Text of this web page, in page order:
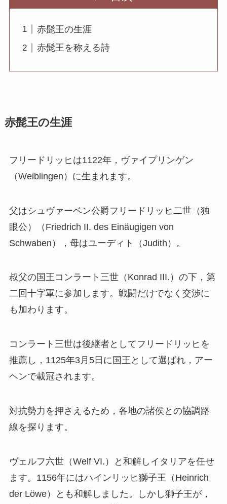
赤髭王の生涯
赤髭王を称える詩
赤髭王の生涯
フリードリッヒは1122年，ヴァイプリンゲン
（Weiblingen）に生まれます。
父はシュヴァーベン公爵フリードリッヒ二世（独
眼公）（Friedrich II. des Einäugigen von
Schwaben），母はユーディト（Judith）。
叔父の国王コンラート三世（Konrad III.）の下，第
二回十字軍に参加します。戦闘だけでなく交渉に
も加わります。
コンラート三世は後継者としてフリードリッヒを
推薦し，1125年3月5日に国王として選ばれ，アー
ヘンで載冠されます。
対抗勢力を押さえるため，各地の諸侯との協調路
線を探ります。
ヴェルフ六世（Welf VI.）と和解しイタリアを任せ
ます。1156年にはハインリッヒ獅子王（Heinrich
der Löwe）とも和解しました。しかし獅子王が，